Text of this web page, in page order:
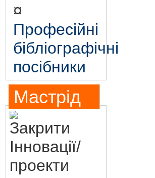
¤
Професійні
бібліографічні
посібники
Мастрід
Інновації/
проекти